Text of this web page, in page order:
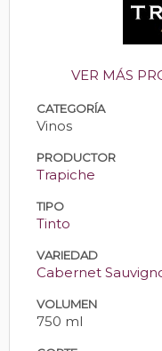
VER MÁS
CATEGORÍA
Vinos
PRODUCTOR
Trapiche
TIPO
Tinto
VARIEDAD
Cabernet
VOLUMEN
750 ml